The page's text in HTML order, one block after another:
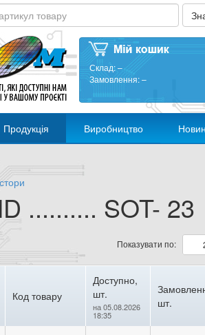
Склад:–
Замовлення:–
Продукція Виробництво
.......... SOT- 23
Показувати по:
Код товару
Доступно,
шт.
на 05.08.2026
18:35
шт.